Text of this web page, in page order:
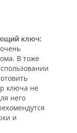
ключ:
В тоже
ключа не
него
и